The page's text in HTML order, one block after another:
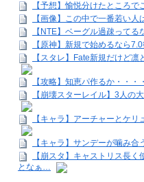
【予想】愉悦分けたところで
【画像】この中で一番若い人
【NTE】ベーグル過疎って
【原神】新規で始めるなら
【スタレ】Fate新規だけど
【攻略】知恵パ作るか・・・・
【崩壊スターレイル】3人の
【キャラ】アーチャーとケ
【キャラ】サンデーが噛み
【崩スタ】キャストリス長
となぁ…